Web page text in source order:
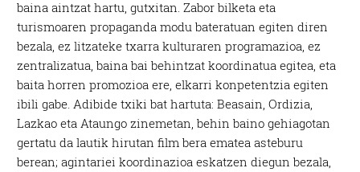
baina aintzat hartu, gutxitan. Zabor bilketa eta
turismoaren propaganda modu bateratuan egiten diren
bezala, ez litzateke txarra kulturaren programazioa, ez
zentralizatua, baina bai behintzat koordinatua egitea, eta
baita horren promozioa ere, elkarri konpetentzia egiten
ibili gabe. Adibide txiki bat hartuta: Beasain, Ordizia,
Lazkao eta Ataungo zinemetan, behin baino gehiagotan
gertatu da lautik hirutan film bera ematea asteburu
berean; agintariei koordinazioa eskatzen diegun bezala,